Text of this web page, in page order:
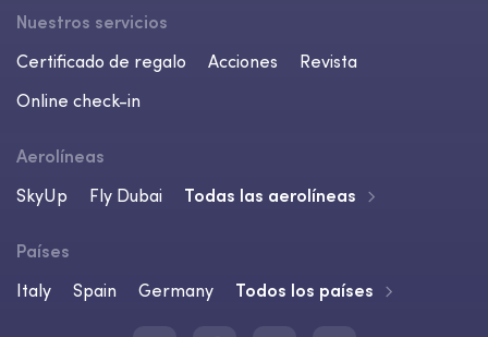
Nuestros servicios
Certificado de regalo
Acciones
Revista
Online check-in
Aerolíneas
SkyUp
Fly Dubai Todas las aerolíneas
Países
Italy
Spain Germany Todos los países